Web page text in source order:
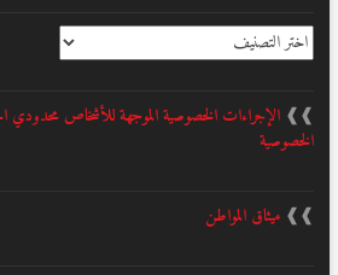
التصنيف
❱❱ الإجراءات الخصوصية الموجهة للأشخاص محدودي
الخصوصية
❱❱ ميثاق المواطن